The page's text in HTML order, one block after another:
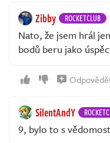
Zibby ROCKETCLUB
Nato, že jsem hrál
bodů beru jako
SilentAndY
9, bylo to s